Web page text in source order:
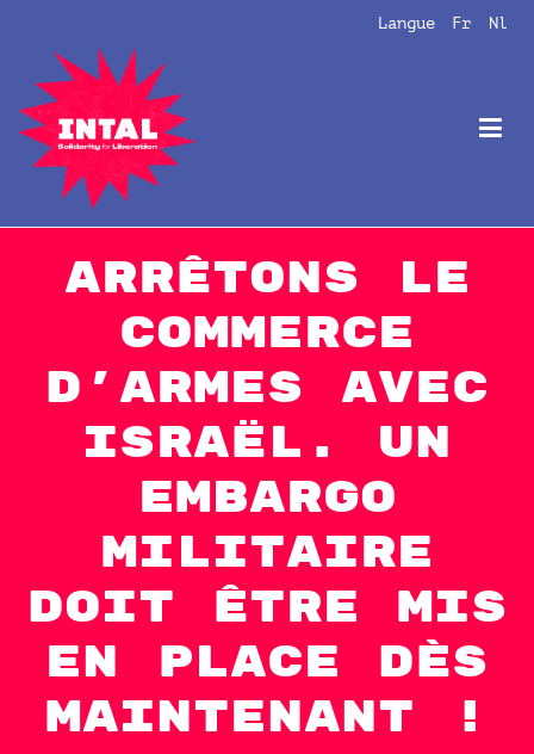
Langue Fr Nl
Intal
Globalize Solidarity!
Arrêtons le
commerce
d’armes avec
Israël. Un
embargo
militaire
doit être mis
en place dès
MAINTENANT !